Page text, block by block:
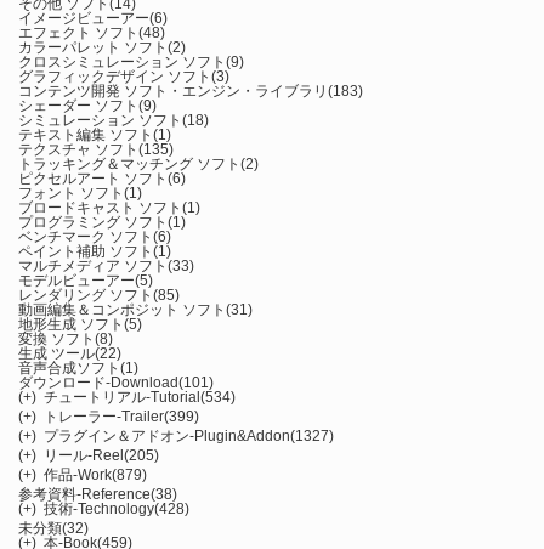
その他 ソフト (14)
イメージビューアー(6)
エフェクト ソフト (48)
カラーパレット ソフト (2)
クロスシミュレーション ソフト (9)
グラフィックデザイン ソフト (3)
コンテンツ開発 ソフト・エンジン・ライブラリ (183)
シェーダー ソフト (9)
シミュレーション ソフト (18)
テキスト編集 ソフト (1)
テクスチャ ソフト (135)
トラッキング＆マッチング ソフト (2)
ピクセルアート ソフト (6)
フォント ソフト (1)
ブロードキャスト ソフト (1)
プログラミング ソフト (1)
ベンチマーク ソフト (6)
ペイント補助 ソフト (1)
マルチメディア ソフト (33)
モデルビューアー(5)
レンダリング ソフト (85)
動画編集＆コンポジット ソフト (31)
地形生成 ソフト (5)
変換 ソフト (8)
生成 ツール(22)
音声合成ソフト (1)
ダウンロード-Download(101)
(+) チュートリアル-Tutorial (534)
(+)
トレーラー-Trailer(399)
(+) プラグイン＆アドオン-Plugin&Addon(1327)
(+) リール-Reel (205)
(+) 作品-Work(879)
参考資料-Reference(38)
(+) 技術-Technology(428)
未分類(32)
(+) 本-Book(459)